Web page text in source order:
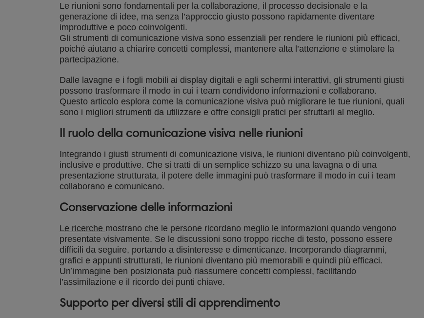
Le riunioni sono fondamentali per la collaborazione, il processo decisionale e la
generazione di idee, ma senza l’approccio giusto possono rapidamente diventare
improduttive e poco coinvolgenti.
Gli strumenti di comunicazione visiva sono essenziali per rendere le riunioni più efficaci,
poiché aiutano a chiarire concetti complessi, mantenere alta l’attenzione e stimolare la
partecipazione.
Dalle lavagne e i fogli mobili ai display digitali e agli schermi interattivi, gli strumenti giusti
possono trasformare il modo in cui i team condividono informazioni e collaborano.
Questo articolo esplora come la comunicazione visiva può migliorare le tue riunioni, quali
sono i migliori strumenti da utilizzare e offre consigli pratici per sfruttarli al meglio.
Il ruolo della comunicazione visiva nelle riunioni
Integrando i giusti strumenti di comunicazione visiva, le riunioni diventano più coinvolgenti,
inclusive e produttive. Che si tratti di un semplice schizzo su una lavagna o di una
presentazione strutturata, il potere delle immagini può trasformare il modo in cui i team
collaborano e comunicano.
Conservazione delle informazioni
Le ricerche mostrano che le persone ricordano meglio le informazioni quando vengono
presentate visivamente. Se le discussioni sono troppo ricche di testo, possono essere
difficili da seguire, portando a disinteresse e dimenticanze. Incorporando diagrammi,
grafici e appunti strutturati, le riunioni diventano più memorabili e quindi più efficaci.
Un’immagine ben posizionata può riassumere concetti complessi, facilitando
l’assimilazione e il ricordo dei punti chiave.
Supporto per diversi stili di apprendimento